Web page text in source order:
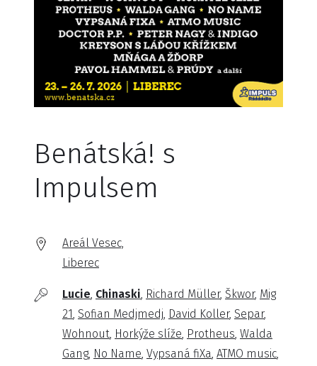
Benátská! s
Impulsem
Areál Vesec,
Liberec
Lucie Chinaski Richard Müller Škwor Mig
21 Sofian Medjmedj David Koller Separ
Wohnout Horkýže slíže Protheus Walda
Gang No Name Vypsaná fiXa ATMO music